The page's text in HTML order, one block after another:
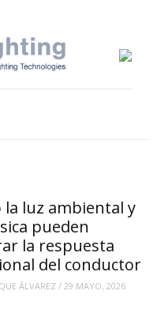
la luz ambiental y
pueden
la respuesta
del conductor
ÁLVAREZ/29 MAYO, 2026